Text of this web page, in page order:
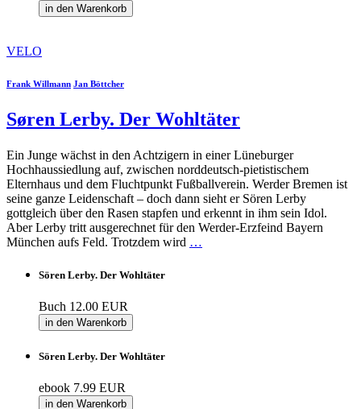
in den Warenkorb
VELO
Frank Willmann Jan Böttcher
Søren Lerby. Der Wohltäter
Ein Junge wächst in den Achtzigern in einer Lüneburger
Hochhaussiedlung auf, zwischen norddeutsch-pietistischem
Elternhaus und dem Fluchtpunkt Fußballverein. Werder Bremen ist
seine ganze Leidenschaft – doch dann sieht er Sören Lerby
gottgleich über den Rasen stapfen und erkennt in ihm sein Idol.
Aber Lerby tritt ausgerechnet für den Werder-Erzfeind Bayern
München aufs Feld. Trotzdem wird …
Sören Lerby. Der Wohltäter
Buch 12.00 EUR
in den Warenkorb
Sören Lerby. Der Wohltäter
ebook 7.99 EUR
in den Warenkorb